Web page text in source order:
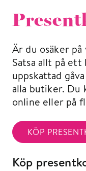
Är du osäker
Satsa allt på
uppskattad
alla butiker. Du
online eller på
KÖP
Köp